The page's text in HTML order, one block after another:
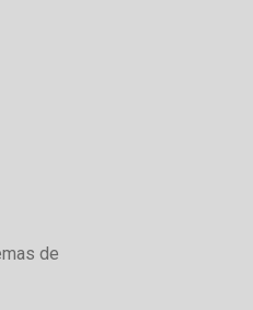
de